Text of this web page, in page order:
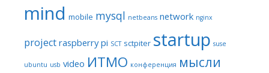
mind mobile mysql netbeans network nginx
project raspberry pi SCT sctpiter startup suse
ubuntu usb video ИТМО конференция мысли